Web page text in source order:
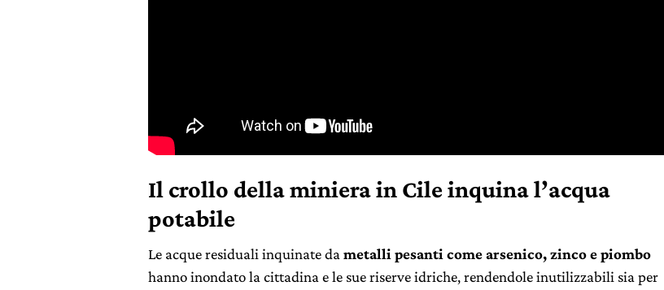
Il crollo della miniera in Cile inquina l’acqua
potabile
Le acque residuali inquinate da metalli pesanti come arsenico, zinco e piombo
hanno inondato la cittadina e le sue riserve idriche, rendendole inutilizzabili sia per